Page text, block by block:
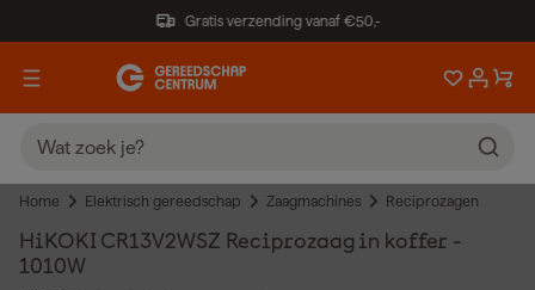
Gratis verzending vanaf €50,-
Home Elektrisch gereedschap Zaagmachines Reciprozagen
HiKOKI CR13V2WSZ Reciprozaag in koffer -
1010W